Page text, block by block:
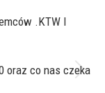
.KTW I
oraz co nas czeka